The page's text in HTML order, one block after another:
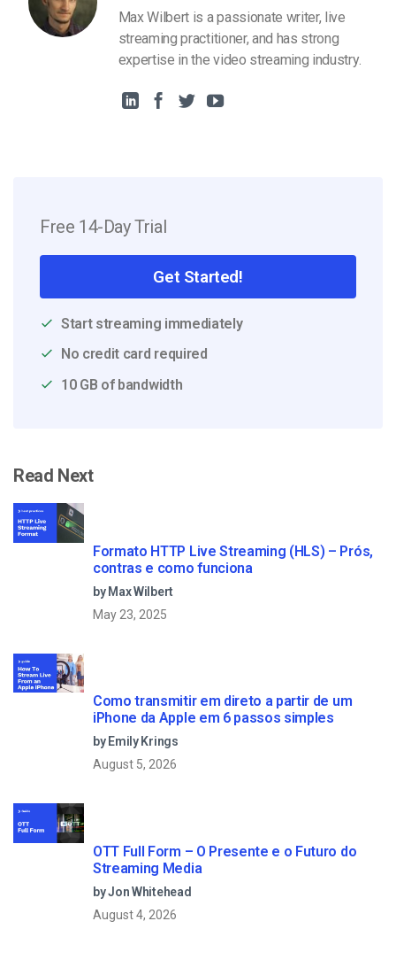
Max Wilbert is a passionate writer, live
streaming practitioner, and has strong
expertise in the video streaming industry.
Free 14-Day Trial
Get Started!
Start streaming immediately
No credit card required
10 GB of bandwidth
Read Next
Formato HTTP Live Streaming (HLS) – Prós,
contras e como funciona
by Max Wilbert
May 23, 2025
Como transmitir em direto a partir de um
iPhone da Apple em 6 passos simples
by Emily Krings
August 5, 2026
OTT Full Form – O Presente e o Futuro do
Streaming Media
by Jon Whitehead
August 4, 2026